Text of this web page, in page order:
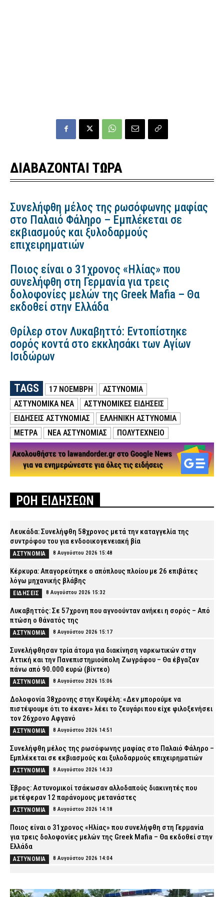
ΔΙΑΒΑΖΟΝΤΑΙ ΤΩΡΑ
Συνελήφθη μέλος της ρωσόφωνης μαφίας
στο Παλαιό Φάληρο – Εμπλέκεται σε
εκβιασμούς και ξυλοδαρμούς
επιχειρηματιών
Ποιος είναι ο 31χρονος «Ηλίας» που
συνελήφθη στη Γερμανία για τρεις
δολοφονίες μελών της Greek Mafia – Θα
εκδοθεί στην Ελλάδα
Θρίλερ στον Λυκαβηττό: Εντοπίστηκε
σορός κοντά στο εκκλησάκι των Αγίων
Ισιδώρων
TAGS 17 ΝΟΕΜΒΡΗ
ΑΣΤΥΝΟΜΙΑ
ΑΣΤΥΝΟΜΙΚΑ ΝΕΑ
ΑΣΤΥΝΟΜΙΚΕΣ ΕΙΔΗΣΕΙΣ
ΕΙΔΗΣΕΙΣ ΑΣΤΥΝΟΜΙΑΣ
ΕΛΛΗΝΙΚΗ ΑΣΤΥΝΟΜΙΑ
ΜΕΤΡΑ
ΝΕΑ ΑΣΤΥΝΟΜΙΑΣ ΠΟΛΥΤΕΧΝΕΙΟ
ΡΟΗ ΕΙΔΗΣΕΩΝ
Λευκάδα: Συνελήφθη 58χρονος μετά την καταγγελία της
συντρόφου του για ενδοοικογενειακή βία
ΑΣΤΥΝΟΜΙΑ 8 Αυγούστου 2026 15:48
Κέρκυρα: Απαγορεύτηκε ο απόπλους πλοίου με 26 επιβάτες
λόγω μηχανικής βλάβης
ΕΙΔΗΣΕΙΣ 8 Αυγούστου 2026 15:32
Λυκαβηττός: Σε 57χρονη που αγνοούνταν ανήκει η σορός – Από
πτώση ο θάνατός της
ΑΣΤΥΝΟΜΙΑ 8 Αυγούστου 2026 15:17
Συνελήφθησαν τρία άτομα για διακίνηση ναρκωτικών στην
Αττική και την Πανεπιστημιούπολη Ζωγράφου – Θα έβγαζαν
πάνω από 90.000 ευρώ (βίντεο)
ΑΣΤΥΝΟΜΙΑ 8 Αυγούστου 2026 15:06
Δολοφονία 38χρονης στην Κυψέλη: «Δεν μπορούμε να
πιστέψουμε ότι το έκανε» λέει το ζευγάρι που είχε φιλοξενήσει
τον 26χρονο Αφγανό
ΑΣΤΥΝΟΜΙΑ 8 Αυγούστου 2026 14:51
Συνελήφθη μέλος της ρωσόφωνης μαφίας στο Παλαιό Φάληρο –
Εμπλέκεται σε εκβιασμούς και ξυλοδαρμούς επιχειρηματιών
ΑΣΤΥΝΟΜΙΑ 8 Αυγούστου 2026 14:33
Έβρος: Αστυνομικοί τσάκωσαν αλλοδαπούς διακινητές που
μετέφεραν 12 παράνομους μετανάστες
ΑΣΤΥΝΟΜΙΑ 8 Αυγούστου 2026 14:18
Ποιος είναι ο 31χρονος «Ηλίας» που συνελήφθη στη Γερμανία
για τρεις δολοφονίες μελών της Greek Mafia – Θα εκδοθεί στην
Ελλάδα
ΑΣΤΥΝΟΜΙΑ 8 Αυγούστου 2026 14:04